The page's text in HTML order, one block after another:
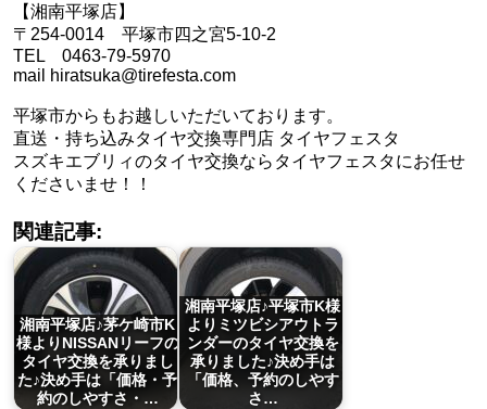
【湘南平塚店】
〒254-0014 平塚市四之宮5-10-2
TEL 0463-79-5970
mail hiratsuka@tirefesta.com
平塚市からもお越しいただいております。
直送・持ち込みタイヤ交換専門店 タイヤフェスタ
スズキエブリィのタイヤ交換ならタイヤフェスタにお任せ
くださいませ！！
関連記事:
湘南平塚店♪茅ケ崎市K
様よりNISSANリーフの
タイヤ交換を承りまし
た♪決め手は「価格・予
約のしやすさ・…
湘南平塚店♪平塚市K様
よりミツビシアウトラ
ンダーのタイヤ交換を
承りました♪決め手は
「価格、予約のしやす
さ…